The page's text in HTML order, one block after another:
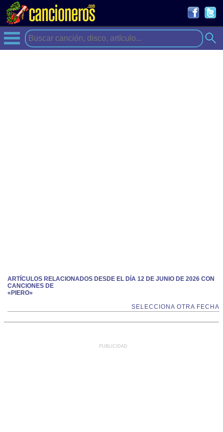
ARTÍCULOS RELACIONADOS DESDE EL DÍA 12 DE JUNIO DE 2026 CON
CANCIONES DE
«PIERO»
SELECCIONA OTRA FECHA
PUBLICIDAD